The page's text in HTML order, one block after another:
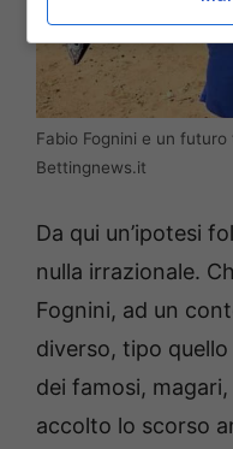
Fabio Fognini e un
Bettingnews.it
Da qui un’ipotesi
nulla irrazionale.
Fognini, ad un
diverso, tipo quello
dei famosi,
accolto lo scorso